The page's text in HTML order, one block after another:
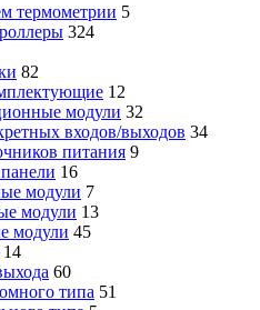
термометрии 5
324
82
12
модули 32
входов/выходов 34
питания 9
16
модули 7
модули 13
модули 45
14
60
типа 51